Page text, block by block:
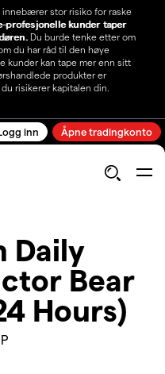
innebærer stor risiko for raske
profesjonelle kunder taper
Du burde tenke etter om
du har råd til den høye
kunder kan tape mer enn sitt
produkter er
risikerer kapitalen din.
inn Åpne tradingkonto
Daily
Bear
Hours)